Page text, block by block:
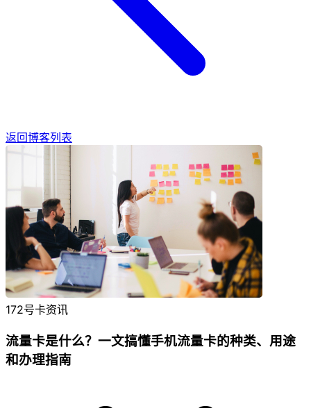
返回博客列表
172号卡资讯
流量卡是什么？一文搞懂手机流量卡的种类、用途
和办理指南